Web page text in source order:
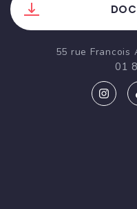
55 rue Francois
01